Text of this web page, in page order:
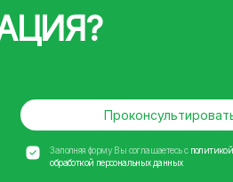
Заполняя форму Вы соглашаетесь с
обработкой персональных данных